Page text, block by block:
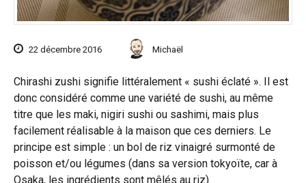
22 décembre 2016 Michaël
Chirashi zushi signifie littéralement « sushi éclaté ». Il est
donc considéré comme une variété de sushi, au même
titre que les maki, nigiri sushi ou sashimi, mais plus
facilement réalisable à la maison que ces derniers. Le
principe est simple : un bol de riz vinaigré surmonté de
poisson et/ou légumes (dans sa version tokyoïte, car à
Osaka, les ingrédients sont mêlés au riz).